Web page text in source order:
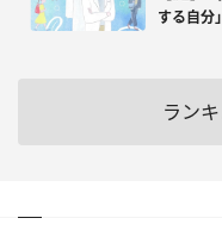
する自分
ラン